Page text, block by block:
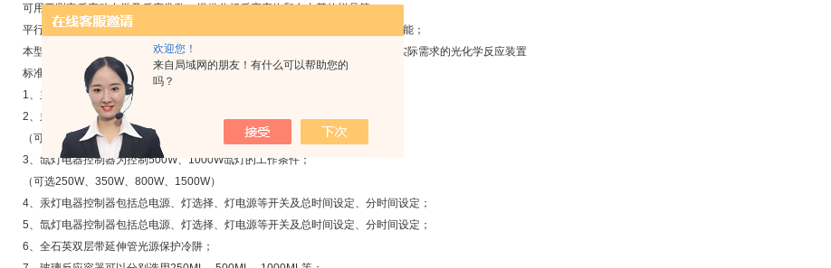
欢迎您！
来自局域网的朋友！有什么可以帮助您的
吗？
可用于测定反应动力学及反应常数，提供分析反应产物和自由基的样品等；
平行反应搅拌仪可以测试反应釜内部物料温度并数字显示，同时提供磁力搅拌功能；
本型号配置可根据客户实际使用情况推荐*组合配置，也可为客户量身定做切合实际需求的光化学反应装置
标准配置
1、主体反应暗箱为放置光化学反应仪光照设备；
2、汞灯电器控制器为控制300W、500W高压汞灯的工作条件；
（可选100W、200W、1000W、1500W）
3、氙灯电器控制器为控制500W、1000W氙灯的工作条件；
（可选250W、350W、800W、1500W）
4、汞灯电器控制器包括总电源、灯选择、灯电源等开关及总时间设定、分时间设定；
5、氙灯电器控制器包括总电源、灯选择、灯电源等开关及总时间设定、分时间设定；
6、全石英双层带延伸管光源保护冷阱；